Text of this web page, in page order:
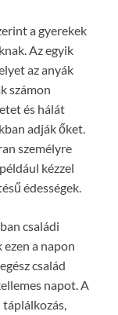
a gyerekek
Az egyik
az anyák
számon
és hálát
adják őket.
személyre
kézzel
édességek.
családi
a napon
család
napot. A